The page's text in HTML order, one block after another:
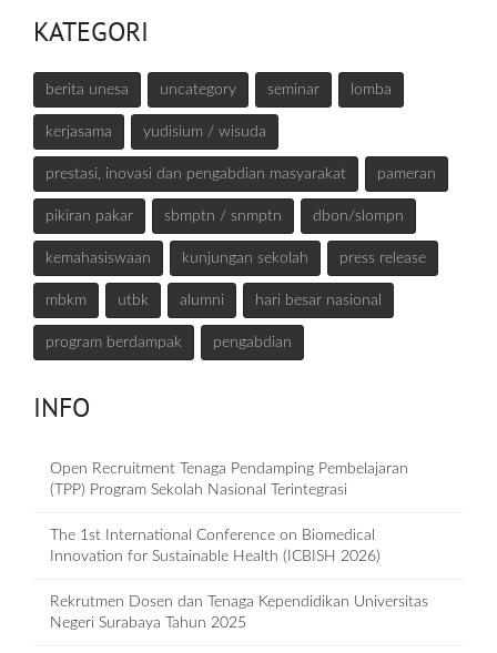
KATEGORI
berita unesa uncategory seminar lomba
kerjasama yudisium / wisuda
prestasi, inovasi dan pengabdian masyarakat pameran
pikiran pakar sbmptn / snmptn dbon/slompn
kemahasiswaan kunjungan sekolah press release
mbkm utbk alumni hari besar nasional
program berdampak pengabdian
INFO
Open Recruitment Tenaga Pendamping Pembelajaran
(TPP) Program Sekolah Nasional Terintegrasi
The 1st International Conference on Biomedical
Innovation for Sustainable Health (ICBISH 2026)
Rekrutmen Dosen dan Tenaga Kependidikan Universitas
Negeri Surabaya Tahun 2025